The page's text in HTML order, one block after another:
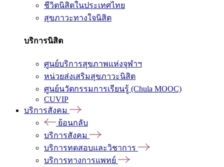
ชีวิตนิสิตในประเทศไทย
สุขภาวะทางใจนิสิต
บริการนิสิต
ศูนย์บริการสุขภาพแห่งจุฬาฯ
หน่วยส่งเสริมสุขภาวะนิสิต
ศูนย์นวัตกรรมการเรียนรู้ (Chula MOOC)
CUVIP
บริการสังคม
ย้อนกลับ
บริการสังคม
บริการทดสอบและวิชาการ
บริการทางการแพทย์